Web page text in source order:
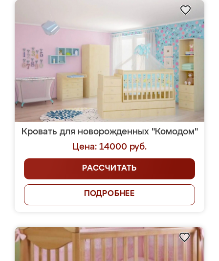
Кровать для новорожденных "Комодом"
Цена: 14000 руб.
РАССЧИТАТЬ
ПОДРОБНЕЕ